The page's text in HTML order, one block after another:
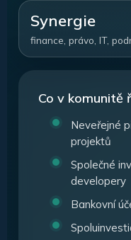
Synergie
finance, právo, IT,
Co v komunitě
Neveřejné
projektů
Společné
developery
Bankovní